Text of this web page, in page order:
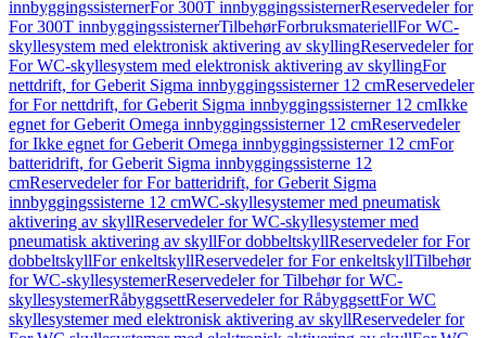
innbyggingssisternerFor 300T innbyggingssisternerReservedeler for
For 300T innbyggingssisternerTilbehørForbruksmateriellFor WC-
skyllesystem med elektronisk aktivering av skyllingReservedeler for
For WC-skyllesystem med elektronisk aktivering av skyllingFor
nettdrift, for Geberit Sigma innbyggingssisterner 12 cmReservedeler
for For nettdrift, for Geberit Sigma innbyggingssisterner 12 cmIkke
egnet for Geberit Omega innbyggingssisterner 12 cmReservedeler
for Ikke egnet for Geberit Omega innbyggingssisterner 12 cmFor
batteridrift, for Geberit Sigma innbyggingssisterne 12
cmReservedeler for For batteridrift, for Geberit Sigma
innbyggingssisterne 12 cmWC-skyllesystemer med pneumatisk
aktivering av skyllReservedeler for WC-skyllesystemer med
pneumatisk aktivering av skyllFor dobbeltskyllReservedeler for For
dobbeltskyllFor enkeltskyllReservedeler for For enkeltskyllTilbehør
for WC-skyllesystemerReservedeler for Tilbehør for WC-
skyllesystemerRåbyggsettReservedeler for RåbyggsettFor WC
skyllesystemer med elektronisk aktivering av skyllReservedeler for